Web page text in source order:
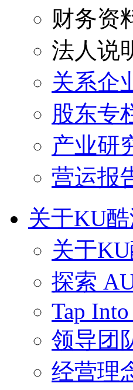
财务资
法人说
关系企
股东专
产业研
营运报
关于KU
关于
探索
Tap
领导团
经营理